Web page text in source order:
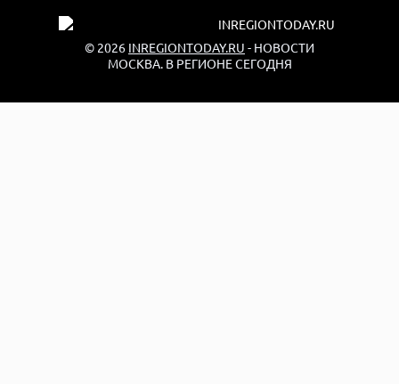
© 2026 INREGIONTODAY.RU - НОВОСТИ
МОСКВА. В РЕГИОНЕ СЕГОДНЯ